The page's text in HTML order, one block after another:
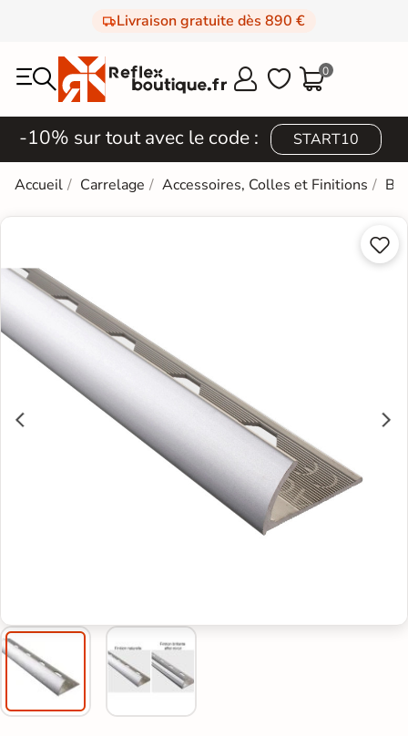
Livraison gratuite dès 890 €
  0
-10% sur tout avec le code : START10
Accueil Carrelage Accessoires, Colles et Finitions

